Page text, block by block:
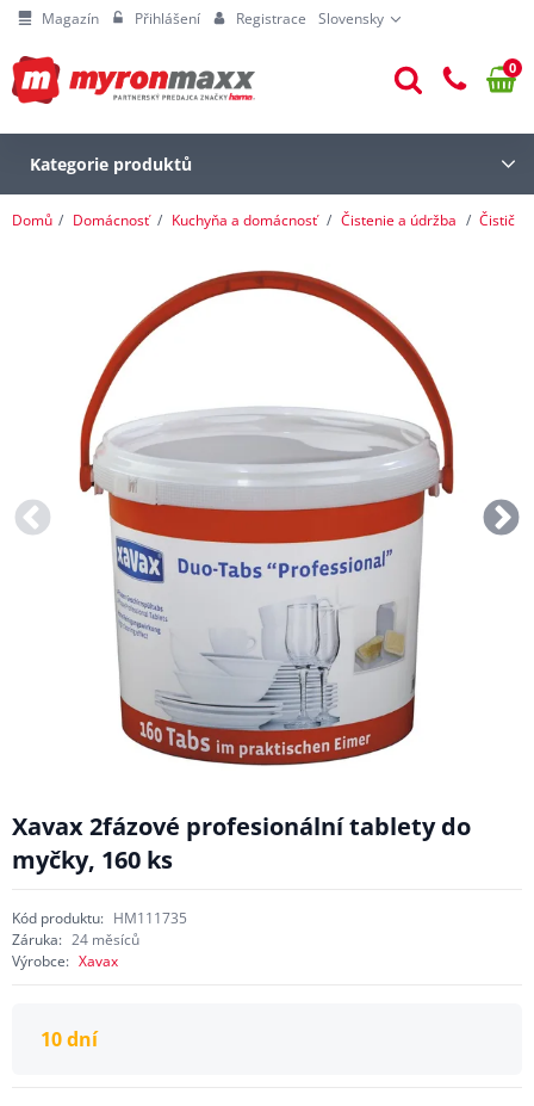
Magazín Přihlášení Registrace Slovensky
0
Kategorie produktů
Domů Domácnosť Kuchyňa a domácnosť Čistenie a údržba Čistič
Xavax 2fázové profesionální tablety do
myčky, 160 ks
Kód produktu: HM111735
Záruka: 24 měsíců
Výrobce: Xavax
10 dní